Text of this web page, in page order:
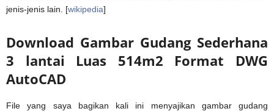
jenis-jenis lain. [wikipedia]
Download Gambar Gudang Sederhana
3 lantai Luas 514m2 Format DWG
AutoCAD
File yang saya bagikan kali ini menyajikan gambar gudang